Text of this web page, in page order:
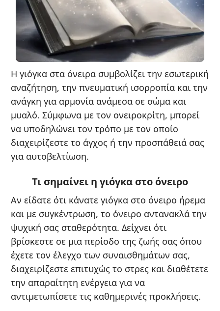
Η γιόγκα στα όνειρα συμβολίζει την εσωτερική
αναζήτηση, την πνευματική ισορροπία και την
ανάγκη για αρμονία ανάμεσα σε σώμα και
μυαλό. Σύμφωνα με τον ονειροκρίτη, μπορεί
να υποδηλώνει τον τρόπο με τον οποίο
διαχειρίζεστε το άγχος ή την προσπάθειά σας
για αυτοβελτίωση.
Τι σημαίνει η γιόγκα στο όνειρο
Αν είδατε ότι κάνατε γιόγκα στο όνειρο ήρεμα
και με συγκέντρωση, το όνειρο αντανακλά την
ψυχική σας σταθερότητα. Δείχνει ότι
βρίσκεστε σε μια περίοδο της ζωής σας όπου
έχετε τον έλεγχο των συναισθημάτων σας,
διαχειρίζεστε επιτυχώς το στρες και διαθέτετε
την απαραίτητη ενέργεια για να
αντιμετωπίσετε τις καθημερινές προκλήσεις.